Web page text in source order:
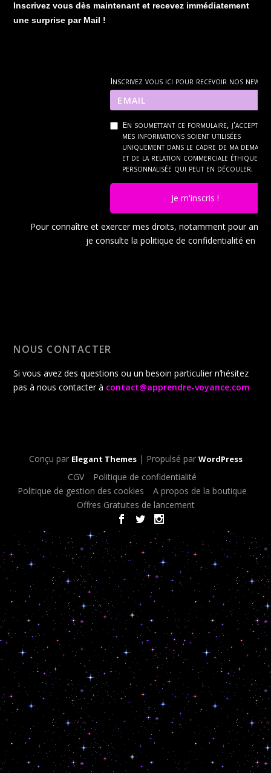
Inscrivez vous dès maintenant et recevez immédiatement
une surprise par Mail !
Inscrivez vous ici pour recevoir nos news
En soumettant ce formulaire, j'accepte
mes informations soient utilisées
uniquement dans le cadre de ma
et de la relation commerciale éthique et
personnalisée qui peut en découler.
Je m'inscris !
Pour connaître et exercer mes droits, notamment pour
je consulte la politique de confidentialité en
NOUS CONTACTER
Si vous avez des questions ou un besoin particulier n’hésitez
pas à nous contacter à contact@apprendre-voyance.com
Conçu par Elegant Themes| Propulsé par WordPress
CGV
Politique de confidentialité
Politique de gestion des cookies
A propos de la boutique
Offres Gratuites de lancement
< script type="text/javascript"> document.oncontextmenu = new
Function ("return false");